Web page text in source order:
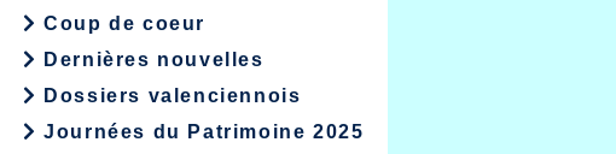
Coup de coeur
Dernières nouvelles
Dossiers valenciennois
Journées du Patrimoine 2025